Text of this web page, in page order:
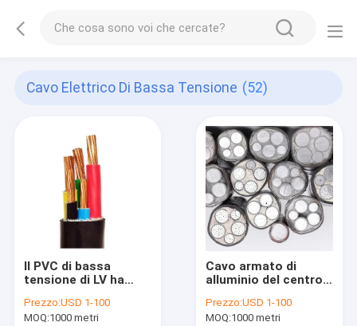
Cavo Elettrico Di Bassa Tensione (52)
Il PVC di bassa
tensione di LV ha
elettrico di NYY
Prezzo:USD 1-100
MOQ:1000 metri
Cavo armato di
alluminio del centro
Prezzo:USD 1-100
MOQ:1000 metri